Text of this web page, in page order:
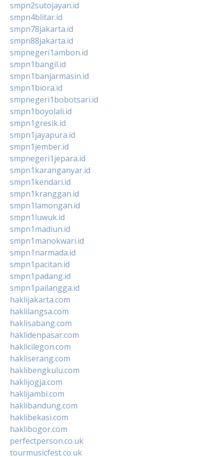
smpn2sutojayan.id
smpn4blitar.id
smpn78jakarta.id
smpn88jakarta.id
smpnegeri1ambon.id
smpn1bangil.id
smpn1banjarmasin.id
smpn1biora.id
smpnegeri1bobotsari.id
smpn1boyolali.id
smpn1gresik.id
smpn1jayapura.id
smpn1jember.id
smpnegeri1jepara.id
smpn1karanganyar.id
smpn1kendari.id
smpn1kranggan.id
smpn1lamongan.id
smpn1luwuk.id
smpn1madiun.id
smpn1manokwari.id
smpn1narmada.id
smpn1pacitan.id
smpn1padang.id
smpn1pailangga.id
haklijakarta.com
haklilangsa.com
haklisabang.com
haklidenpasar.com
haklicilegon.com
hakliserang.com
haklibengkulu.com
haklijogja.com
haklijambi.com
haklibandung.com
haklibekasi.com
haklibogor.com
perfectperson.co.uk
tourmusicfest.co.uk